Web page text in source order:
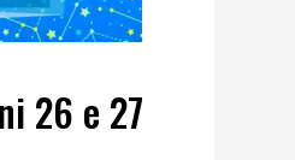
26 e 27